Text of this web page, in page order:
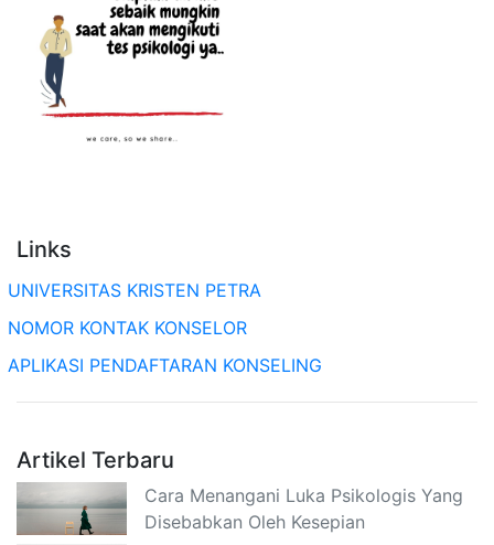
Links
UNIVERSITAS KRISTEN PETRA
NOMOR KONTAK KONSELOR
APLIKASI PENDAFTARAN KONSELING
Artikel Terbaru
Cara Menangani Luka Psikologis Yang
Disebabkan Oleh Kesepian